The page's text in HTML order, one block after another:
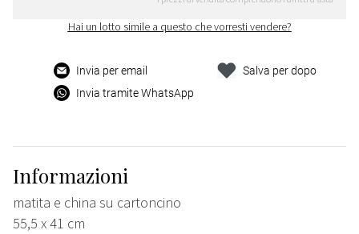
Hai un lotto simile a questo che vorresti vendere?
Invia per email
Invia tramite WhatsApp
Salva per dopo
Informazioni
matita e china su cartoncino
55,5 x 41 cm